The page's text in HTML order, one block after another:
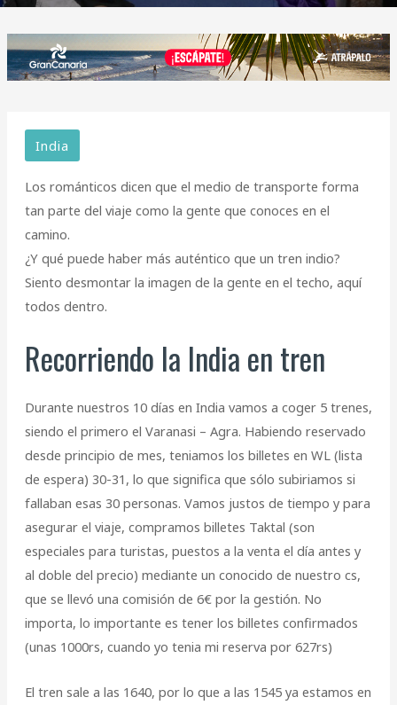
India
Los románticos dicen que el medio de transporte forma
tan parte del viaje como la gente que conoces en el
camino.
¿Y qué puede haber más auténtico que un tren indio?
Siento desmontar la imagen de la gente en el techo, aquí
todos dentro.
Recorriendo la India en tren
Durante nuestros 10 días en India vamos a coger 5 trenes,
siendo el primero el Varanasi – Agra. Habiendo reservado
desde principio de mes, teniamos los billetes en WL (lista
de espera) 30-31, lo que significa que sólo subiriamos si
fallaban esas 30 personas. Vamos justos de tiempo y para
asegurar el viaje, compramos billetes Taktal (son
especiales para turistas, puestos a la venta el día antes y
al doble del precio) mediante un conocido de nuestro cs,
que se llevó una comisión de 6€ por la gestión. No
importa, lo importante es tener los billetes confirmados
(unas 1000rs, cuando yo tenia mi reserva por 627rs)
El tren sale a las 1640, por lo que a las 1545 ya estamos en